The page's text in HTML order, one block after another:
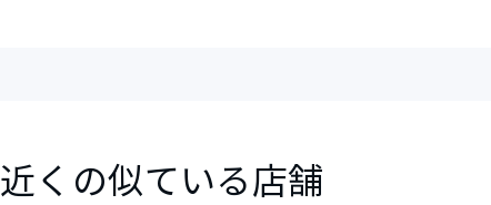
近くの似ている店舗